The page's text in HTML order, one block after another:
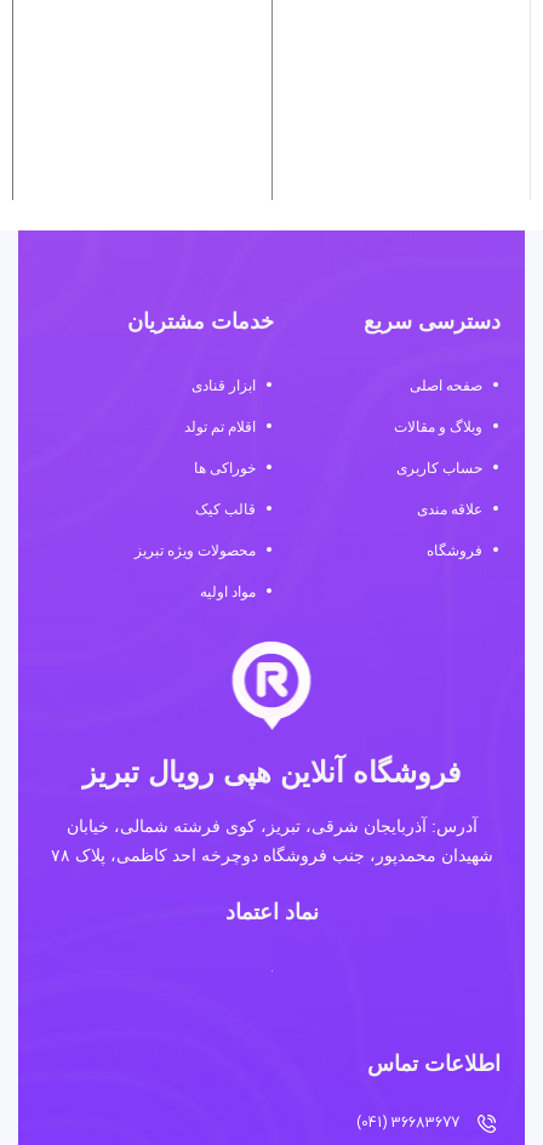
دسترسی سریع
صفحه اصلی
وبلاگ و مقالات
حساب کاربری
علاقه مندی
فروشگاه
خدمات مشتریان
ابزار قنادی
اقلام تم تولد
خوراکی ها
قالب کیک
محصولات ویژه تبریز
مواد اولیه
فروشگاه آنلاین هپی رویال تبریز
آدرس: آذربایجان شرقی، تبریز، کوی فرشته شمالی، خیابان
شهیدان محمدپور، جنب فروشگاه دوچرخه احد کاظمی، پلاک ۷۸
نماد اعتماد
اطلاعات تماس
36683677 (041)